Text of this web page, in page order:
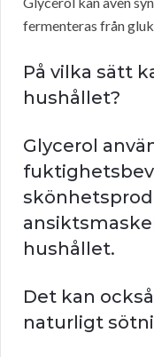
fermenteras från
På vilka sätt
hushållet?
Glycerol
hushållet.
Det kan
naturligt